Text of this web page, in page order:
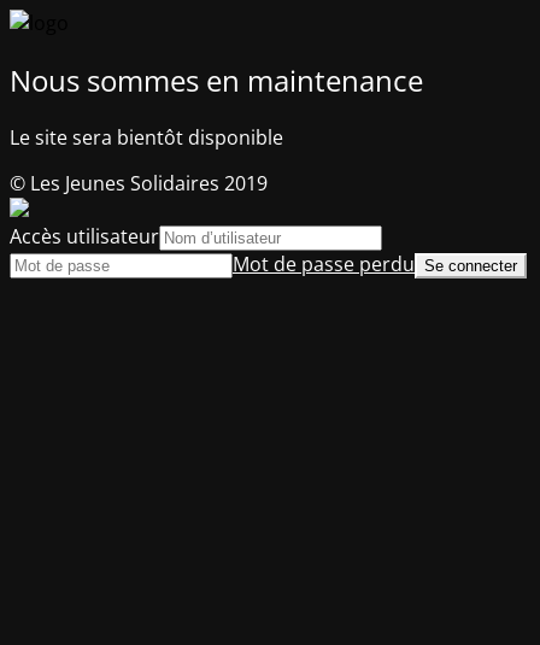
Nous sommes en maintenance
Le site sera bientôt disponible
© Les Jeunes Solidaires 2019
Accès utilisateur
Mot de passe perdu